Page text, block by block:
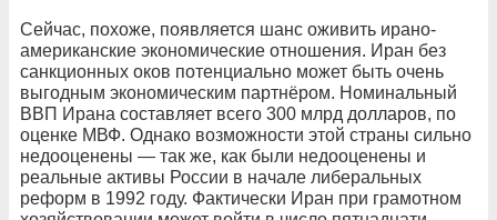
Сейчас, похоже, появляется шанс оживить ирано-
американские экономические отношения. Иран без
санкционных оков потенциально может быть очень
выгодным экономическим партнёром. Номинальный
ВВП Ирана составляет всего 300 млрд долларов, по
оценке МВФ. Однако возможности этой страны сильно
недооценены — так же, как были недооценены и
реальные активы России в начале либеральных
реформ в 1992 году. Фактически Иран при грамотном